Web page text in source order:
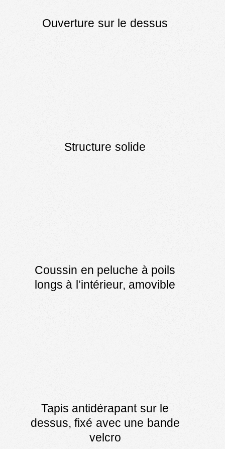
Ouverture sur le dessus
Structure solide
Coussin en peluche à poils
longs à l’intérieur, amovible
Tapis antidérapant sur le
dessus, fixé avec une bande
velcro